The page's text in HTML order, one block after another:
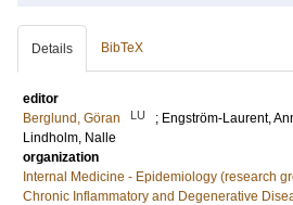
Details BibTeX
editor
Berglund, Göran
LU ; Engström-Laurent,
Lindholm, Nalle
organization
Internal Medicine - Epidemiology (research
Chronic Inflammatory and Degenerative